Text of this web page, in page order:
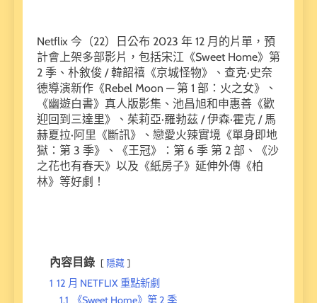
Netflix 今（22）日公布 2023 年 12 月的片單，預
計會上架多部影片，包括宋江《Sweet Home》第
2 季、朴敘俊 / 韓韶禧《京城怪物》、查克·史奈
德導演新作《Rebel Moon — 第 1 部：火之女》、
《幽遊白書》真人版影集、池昌旭和申惠善《歡
迎回到三達里》、茱莉亞·羅勃茲 / 伊森·霍克 / 馬
赫夏拉·阿里《斷訊》、戀愛火辣實境《單身即地
獄：第 3 季》、《王冠》：第 6 季 第 2 部、《沙
之花也有春天》以及《紙房子》延伸外傳《柏
林》等好劇！
內容目錄 隱藏
1 12 月 NETFLIX 重點新劇
1.1
《Sweet Home》第 2 季